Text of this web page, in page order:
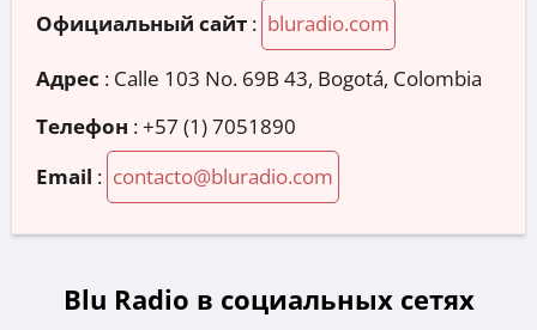
Официальный сайт : bluradio.com
Адрес : Calle 103 No. 69B 43, Bogotá, Colombia
Телефон :+57 (1) 7051890
Email : contacto@bluradio.com
Blu Radio в социальных сетях